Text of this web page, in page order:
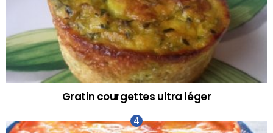
Gratin courgettes ultra léger